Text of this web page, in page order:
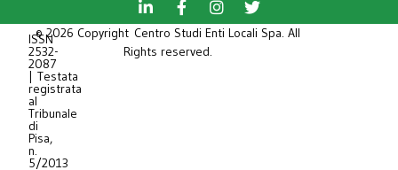
ISSN
2532-
2087
| Testata
registrata
al
Tribunale
di
Pisa,
n.
5/2013
© 2026 Copyright Centro Studi Enti Locali Spa. All
Rights reserved.